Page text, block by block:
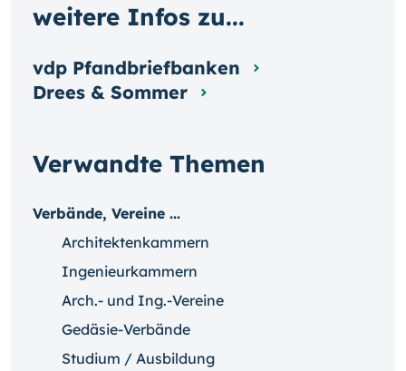
Verwandte Themen
Verbände, Vereine ...
Architektenkammern
Ingenieurkammern
Arch.- und Ing.-Vereine
Gedäsie-Verbände
Studium / Ausbildung
weitere Infos zu...
vdp Pfandbriefbanken
Drees & Sommer